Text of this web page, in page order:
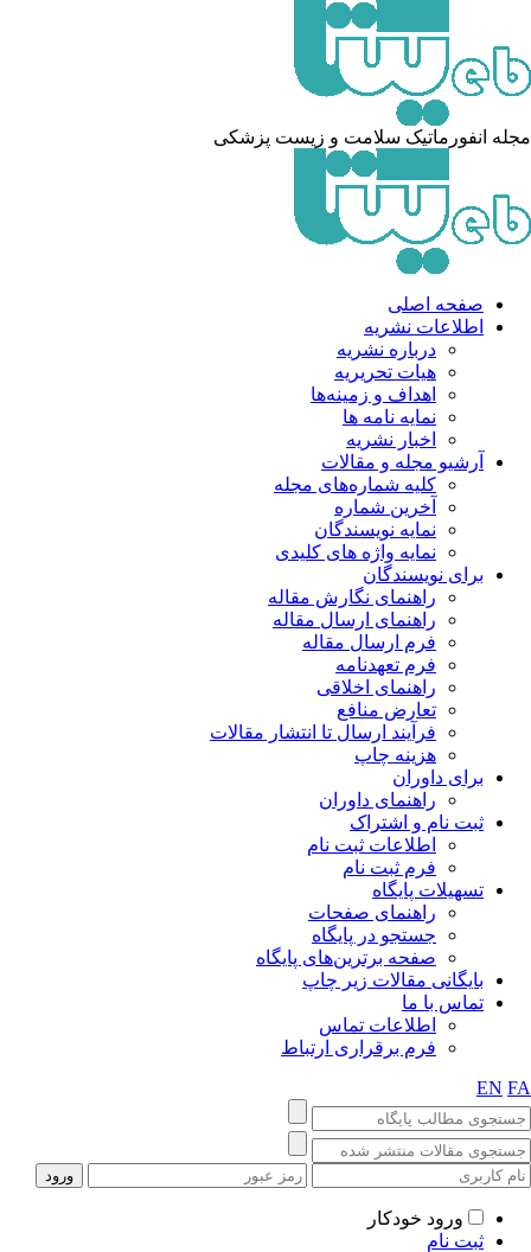
انفورماتیک سلامت و زیست پزشکی
صفحه اصلی
اطلاعات نشریه
درباره نشریه
هیات تحریریه
اهداف و زمینه‌ها
نمایه نامه ها
اخبار نشریه
آرشیو مجله و مقالات
کلیه شماره‌های مجله
آخرین شماره
نمایه نویسندگان
نمایه واژه های کلیدی
برای نویسندگان
راهنمای نگارش مقاله
راهنمای ارسال مقاله
فرم ارسال مقاله
فرم تعهدنامه
راهنمای اخلاقی
تعارض منافع
فرآیند ارسال تا انتشار مقالات
هزینه چاپ
برای داوران
راهنمای داوران
ثبت نام و اشتراک
اطلاعات ثبت نام
فرم ثبت نام
تسهیلات پایگاه
راهنمای صفحات
جستجو در پایگاه
صفحه برترین‌های پایگاه
بایگانی مقالات زیر چاپ
تماس با ما
اطلاعات تماس
فرم برقراری ارتباط
EN
ورود خودکار
ثبت نام